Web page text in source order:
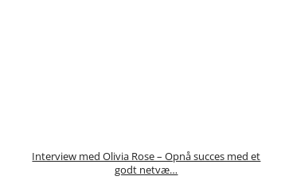
Interview med Olivia Rose – Opnå succes med et
godt netvæ…